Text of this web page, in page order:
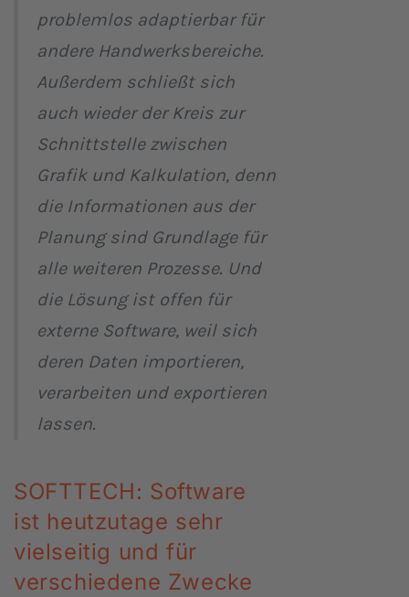
problemlos adaptierbar für
andere Handwerksbereiche.
Außerdem schließt sich
auch wieder der Kreis zur
Schnittstelle zwischen
Grafik und Kalkulation, denn
die Informationen aus der
Planung sind Grundlage für
alle weiteren Prozesse. Und
die Lösung ist offen für
externe Software, weil sich
deren Daten importieren,
verarbeiten und exportieren
lassen.
SOFTTECH: Software
ist heutzutage sehr
vielseitig und für
verschiedene Zwecke